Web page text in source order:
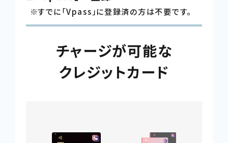
すでに「Vpass」に登録済の方は不要です。
チャージが可能な
クレジットカード